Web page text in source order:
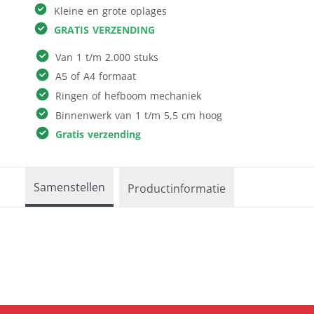
Kleding & textiel
Interieur &
Alle producten
Verkiezingsborden
Kleine en grote oplages
GRATIS VERZENDING
Van 1 t/m 2.000 stuks
A5 of A4 formaat
Ringen of hefboom mechaniek
Binnenwerk van 1 t/m 5,5 cm hoog
Gratis verzending
Samenstellen Productinformatie